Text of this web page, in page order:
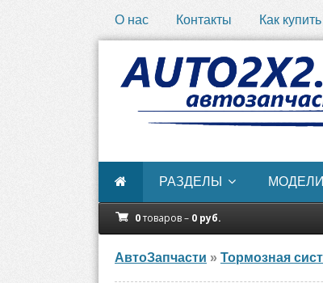
О нас Контакты Как купить
РАЗДЕЛЫ
0товаров – 0 руб.
АвтоЗапчасти » Тормозная